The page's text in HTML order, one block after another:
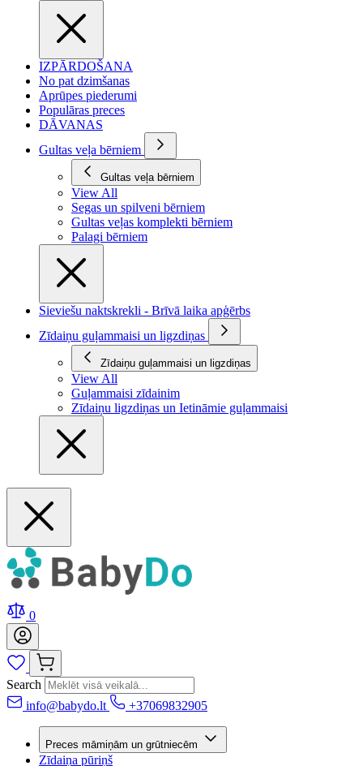
IZPĀRDOŠANA
No pat dzimšanas
Aprūpes piederumi
Populāras preces
DĀVANAS
Gultas veļa bērniem
Gultas veļa bērniem
View All
Segas un spilveni bērniem
Gultas veļas komplekti bērniem
Palagi bērniem
Sieviešu naktskrekli - Brīvā laika apģērbs
Zīdaiņu guļammaisi un ligzdiņas
Zīdaiņu guļammaisi un ligzdiņas
View All
Guļammaisi zīdainim
Zīdaiņu ligzdiņas un Ietināmie guļammaisi
0
Search
info@babydo.lt
+37069832905
Preces māmiņām un grūtniecēm
Zīdaiņa pūriņš